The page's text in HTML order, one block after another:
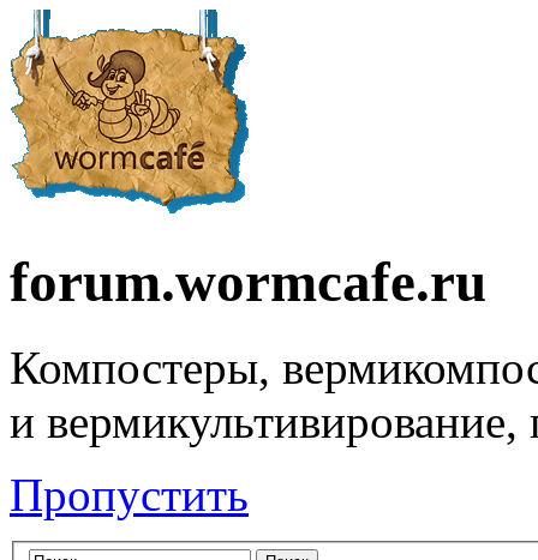
forum.wormcafe.ru
Компостеры,
и
Пропустить